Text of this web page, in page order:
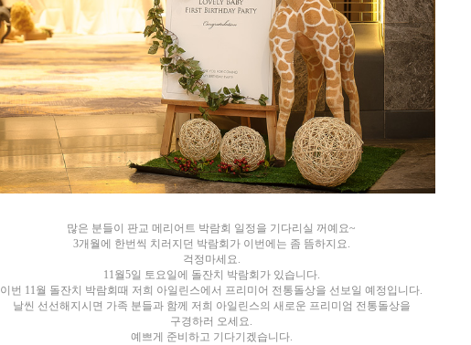
많은 분들이 판교 메리어트 박람회 일정을 기다리실 꺼예요~
3개월에 한번씩 치러지던 박람회가 이번에는 좀 뜸하지요.
걱정마세요.
11월5일 토요일에 돌잔치 박람회가 있습니다.
이번 11월 돌잔치 박람회때 저희 아일린스에서 프리미어 전통돌상을 선보일 예정입니다.
날씬 선선해지시면 가족 분들과 함께 저희 아일린스의 새로운 프리미엄 전통돌상을
구경하러 오세요.
예쁘게 준비하고 기다기겠습니다.